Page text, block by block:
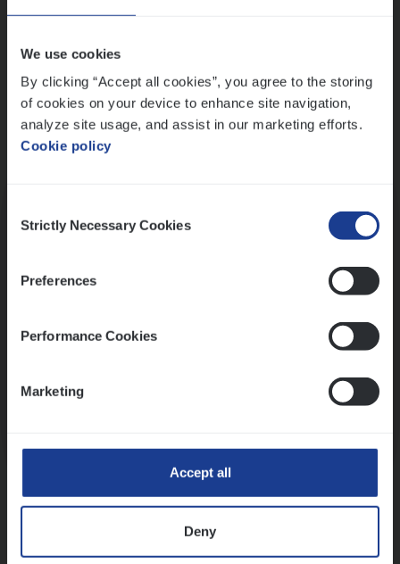
We use cookies
By clicking “Accept all cookies”, you agree to the storing
of cookies on your device to enhance site navigation,
analyze site usage, and assist in our marketing efforts.
Cookie policy
Selection
Strictly Necessary Cookies
Preferences
Performance Cookies
Marketing
Accept all
Deny